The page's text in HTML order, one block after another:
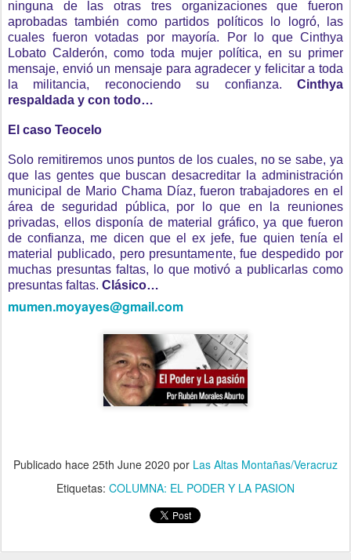
ninguna de las otras tres organizaciones que fueron
aprobadas también como partidos políticos lo logró, las
cuales fueron votadas por mayoría. Por lo que Cinthya
Lobato Calderón, como toda mujer política, en su primer
mensaje, envió un mensaje para agradecer y felicitar a toda
la militancia, reconociendo su confianza. Cinthya
respaldada y con todo…
El caso Teocelo
Solo remitiremos unos puntos de los cuales, no se sabe, ya
que las gentes que buscan desacreditar la administración
municipal de Mario Chama Díaz, fueron trabajadores en el
área de seguridad pública, por lo que en la reuniones
privadas, ellos disponía de material gráfico, ya que fueron
de confianza, me dicen que el ex jefe, fue quien tenía el
material publicado, pero presuntamente, fue despedido por
muchas presuntas faltas, lo que motivó a publicarlas como
presuntas faltas. Clásico…
mumen.moyayes@gmail.com
Publicado hace 25th June 2020 por Las Altas Montañas/Veracruz
Etiquetas: COLUMNA: EL PODER Y LA PASION